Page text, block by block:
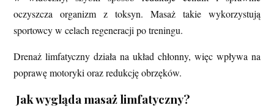
oczyszcza organizm z toksyn. Masaż takie wykorzystują
sportowcy w celach regeneracji po treningu.
Drenaż limfatyczny działa na układ chłonny, więc wpływa na
poprawę motoryki oraz redukcję obrzęków.
Jak wygląda masaż limfatyczny?